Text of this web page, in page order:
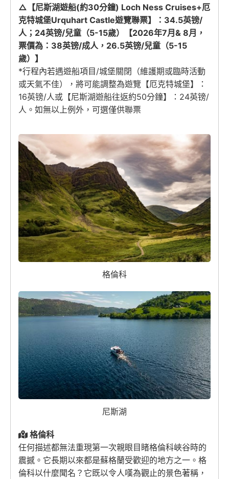
△【尼斯湖遊船(約30分鐘) Loch Ness Cruises+厄
克特城堡Urquhart Castle遊覽聯票】：34.5英镑/
人；24英镑/兒童（5-15歲）【2026年7月& 8月，
票價為：38英镑/成人，26.5英镑/兒童（5-15
歲）】
*行程內若遇遊船項目/城堡關閉（維護期或臨時活動
或天氣不佳），將可能調整為遊覽【厄克特城堡】：
16英镑/人或【尼斯湖遊船往返約50分鐘】：24英镑/
人。如無以上例外，可選僅供聯票
格倫科
尼斯湖
格倫科
任何描述都無法重現第一次親眼目睹格倫科峽谷時的
震撼。它長期以來都是蘇格蘭受歡迎的地方之一。 格
倫科以什麼聞名？它既以令人嘆為觀止的景色著稱，